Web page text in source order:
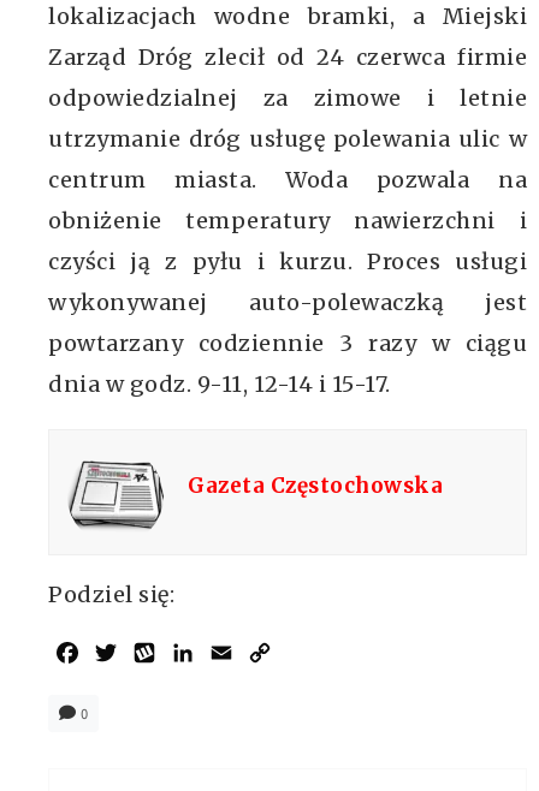
lokalizacjach wodne bramki, a Miejski
Zarząd Dróg zlecił od 24 czerwca firmie
odpowiedzialnej za zimowe i letnie
utrzymanie dróg usługę polewania ulic w
centrum miasta. Woda pozwala na
obniżenie temperatury nawierzchni i
czyści ją z pyłu i kurzu. Proces usługi
wykonywanej auto-polewaczką jest
powtarzany codziennie 3 razy w ciągu
dnia w godz. 9-11, 12-14 i 15-17.
Gazeta Częstochowska
Podziel się:
Facebook
TwitterWykopLinkedIn
Email
0